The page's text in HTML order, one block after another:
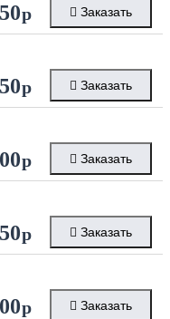
р Заказать
р Заказать
р Заказать
р Заказать
р Заказать